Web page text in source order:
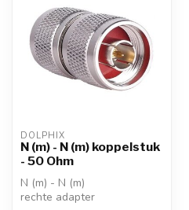
DOLPHIX
N (m) - N (m) koppelstuk
- 50 Ohm
N (m) - N (m)
rechte adapter